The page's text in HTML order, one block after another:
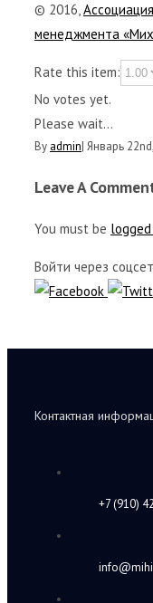
© 2016,
менеджмента
Rate this item:
No votes yet.
Please wait...
By admin| Январь
Leave A
You must be
Войти через
Контактная
+7 (910)